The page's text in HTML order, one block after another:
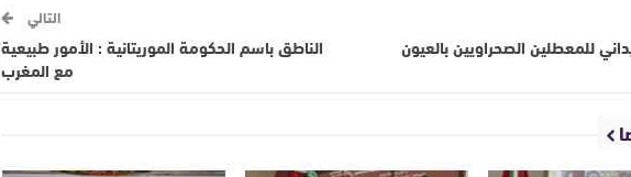
للمعطلين الصحراويين بالعيون
التالي
الناطق باسم الحكومة الموريتانية : الأمور طبيعية
مع المغرب